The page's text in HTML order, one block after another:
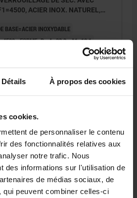
Détails À propos des cookies
cookies.
de personnaliser le contenu
des fonctionnalités relatives aux
notre trafic. Nous
des informations sur l'utilisation de
de médias sociaux, de
qui peuvent combiner celles-ci
ACIER INOX. NATUREL,
BASE=ACIER INOXYDABLE
FORME=B A=33,3 A1=19,1
B3=17
L4=8,7
FORCE MANUELLE FH N=150
DÉTAILS